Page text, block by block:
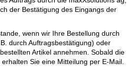
das Internet wird ein Vertrag
ag geschlossen, wenn
annimmt. maxXsolutions ag
einer Bestellbestätigung
Bestellbestätigung ist grundsätzlich
des Auftrags durch die